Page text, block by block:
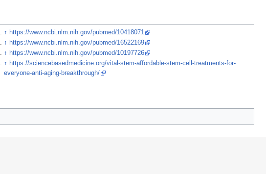
↑ https://www.ncbi.nlm.nih.gov/pubmed/10418071
↑ https://www.ncbi.nlm.nih.gov/pubmed/16522169
↑ https://www.ncbi.nlm.nih.gov/pubmed/10197726
↑ https://sciencebasedmedicine.org/vital-stem-affordable-stem-cell-treatments-for-
everyone-anti-aging-breakthrough/